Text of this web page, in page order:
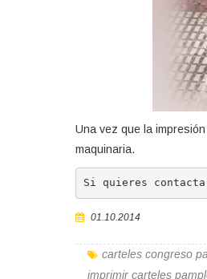
Una vez que la
maquinaria.
Si quieres
01.10.2014
carteles congreso
imprimir carteles